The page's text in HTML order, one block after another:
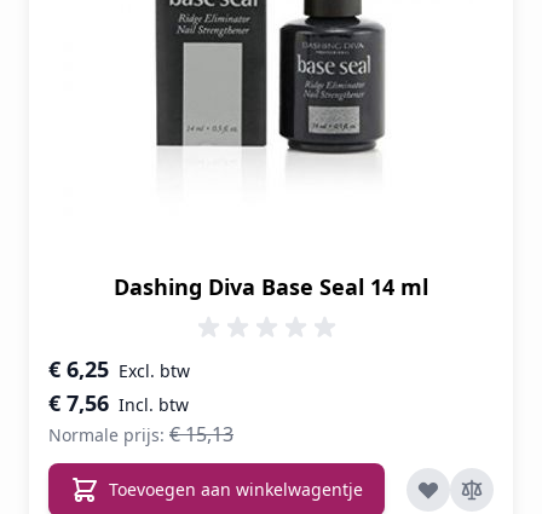
Dashing Diva Base Seal 14 ml
Speciale prijs
€ 7,56
€ 6,25
Normale prijs: € 15,13
Toevoegen aan winkelwagentje